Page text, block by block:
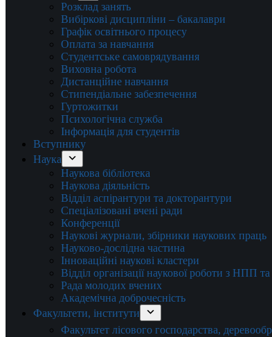
Розклад занять
Вибіркові дисципліни – бакалаври
Графік освітнього процесу
Оплата за навчання
Студентське самоврядування
Виховна робота
Дистанційне навчання
Стипендіальне забезпечення
Гуртожитки
Психологічна служба
Інформація для студентів
Вступнику
Наука
Наукова бібліотека
Наукова діяльність
Відділ аспірантури та докторантури
Спеціалізовані вчені ради
Конференції
Наукові журнали, збірники наукових праць
Науково-дослідна частина
Інноваційні наукові кластери
Відділ організації наукової роботи з НПП
Рада молодих вчених
Академічна доброчесність
Факультети, інститути
Факультет лісового господарства,